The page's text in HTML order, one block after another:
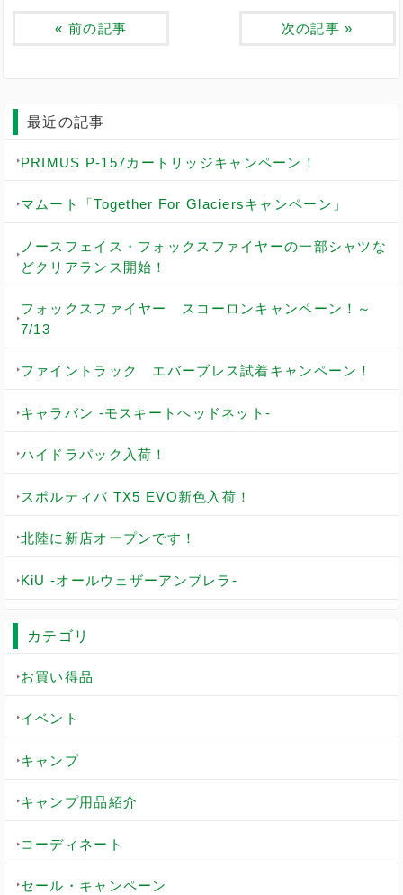
« 前の記事 次の記事 »
最近の記事
PRIMUS P-157カートリッジキャンペーン！
マムート「Together For Glaciersキャンペーン」
ノースフェイス・フォックスファイヤーの一部シャツな
どクリアランス開始！
フォックスファイヤー スコーロンキャンペーン！～
7/13
ファイントラック エバーブレス試着キャンペーン！
キャラバン -モスキートヘッドネット-
ハイドラパック入荷！
スポルティバ TX5 EVO新色入荷！
北陸に新店オープンです！
KiU -オールウェザーアンブレラ-
カテゴリ
お買い得品
イベント
キャンプ
キャンプ用品紹介
コーディネート
セール・キャンペーン